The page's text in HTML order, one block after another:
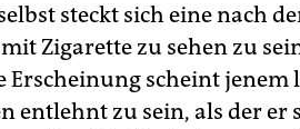
steckt sich eine nach
Zigarette zu sehen zu
Erscheinung scheint
entlehnt zu sein, als der er